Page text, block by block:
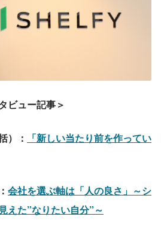
ビュー記事＞
）：
「新しい当たり前を作ってい
会社を選ぶ軸は「人の良さ」～シ
えた”なりたい自分”～